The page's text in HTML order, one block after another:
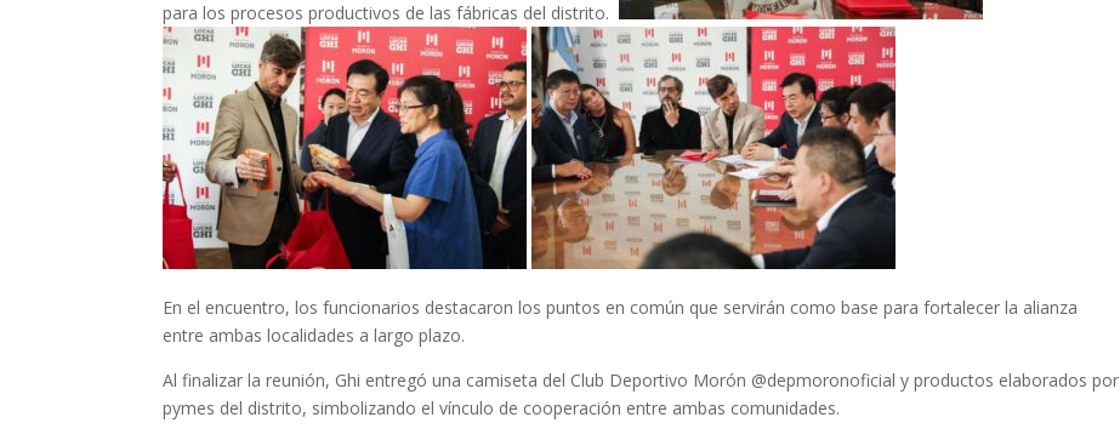
para los procesos productivos de las fábricas del distrito.
En el encuentro, los funcionarios destacaron los puntos en común que servirán como base para fortalecer la alianza
entre ambas localidades a largo plazo.
Al finalizar la reunión, Ghi entregó una camiseta del Club Deportivo Morón @depmoronoficial y productos elaborados por
pymes del distrito, simbolizando el vínculo de cooperación entre ambas comunidades.